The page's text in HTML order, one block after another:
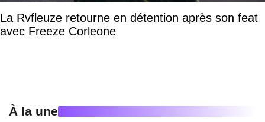
La Rvfleuze retourne en détention après son feat
avec Freeze Corleone
À la une